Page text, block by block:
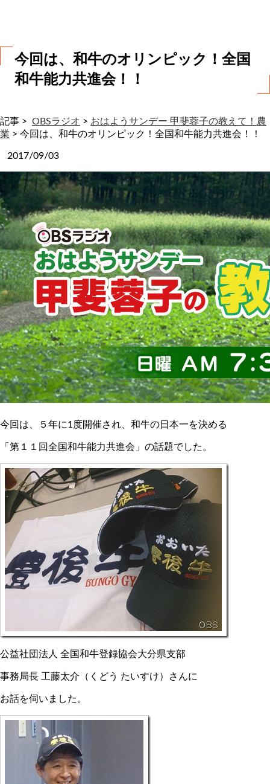
今回は、和牛のオリンピック！全国
和牛能力共進会！！
記事 > OBSラジオ > おはようサンデー 甲斐蓉子の教えて！農
業 > 今回は、和牛のオリンピック！全国和牛能力共進会！！
2017/09/03
今回は、５年に1度開催され、和牛の日本一を決める
「第１１回全国和牛能力共進会」の話題でした。
公益社団法人 全国和牛登録協会大分県支部
事務局長 工藤太介（くどう たいすけ）さんに
お話を伺いました。